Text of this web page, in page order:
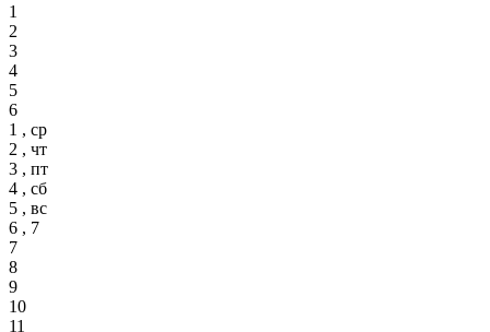
1
2
3
4
5
6
1 , ср
2 , чт
3 , пт
4 , сб
5 , вс
6 , 7
7
8
9
10
11